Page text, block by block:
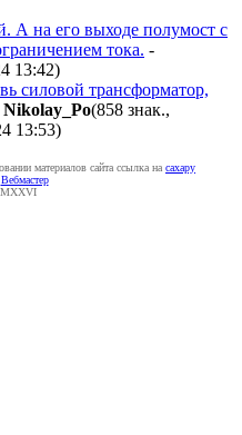
на его выходе полумост с
тока. -
13:42)
силовой трансформатор,
Nikolay_Po(858 знак.,
13:53)
материалов сайта ссылка на caxapу
Вебмастер